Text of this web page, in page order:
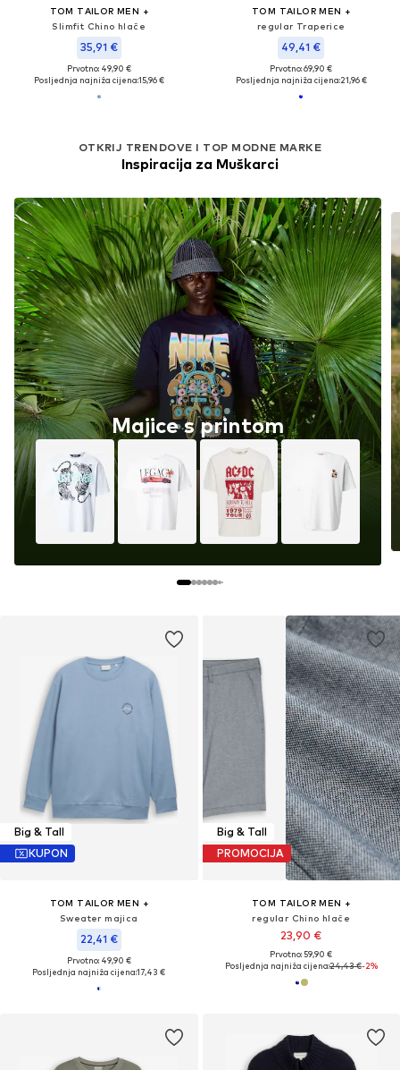
TOM TAILOR MEN +
Slimfit Chino hlače
35,91 €
Prvotno: 49,90 €
Posljednja najniža cijena:15,96 €
TOM TAILOR MEN +
regular Traperice
49,41 €
Prvotno: 69,90 €
Posljednja najniža cijena:21,96 €
OTKRIJ TRENDOVE I TOP MODNE MARKE
Inspiracija za Muškarci
Majice s printom
Big & Tall
KUPON
TOM TAILOR MEN +
Sweater majica
22,41 €
Prvotno: 49,90 €
Posljednja najniža cijena:17,43 €
Big & Tall
PROMOCIJA
TOM TAILOR MEN +
regular Chino hlače
23,90 €
Prvotno: 59,90 €
Posljednja najniža cijena:24,43 €-2%